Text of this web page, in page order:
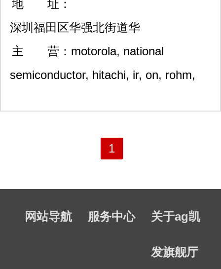
地 址：
深圳福田区华强北街道华
强北路上步工业区102栋62
0室
主 营： motorola, national
semiconductor, hitachi, ir, on, rohm,
质保证, 并一贯推行在30天内无条件质
1
网站导航 服务中心 关于ag凯
发旗舰厅